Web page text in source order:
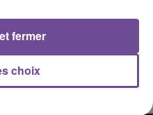
2026 12h30
choix
fermer